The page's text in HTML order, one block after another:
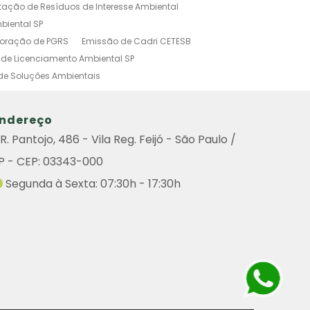
de Resíduos de Interesse Ambiental
SP
de PGRS
Emissão de Cadri CETESB
Licenciamento Ambiental SP
Soluções Ambientais
Poluidoras
Sistema de Gestão Ambiental
Ambiental
Ambiental
Remoção de Arvore
R. Pantojo, 486 - Vila Reg. Feijó - São Paulo /
- CEP: 03343-000
Segunda à Sexta: 07:30h - 17:30h